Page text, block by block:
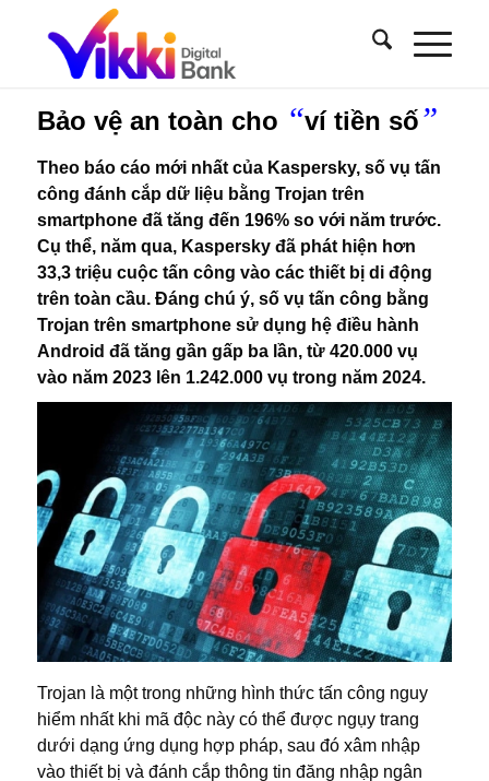
Bảo vệ an toàn cho “ví tiền số”
Theo báo cáo mới nhất của Kaspersky, số vụ tấn
công đánh cắp dữ liệu bằng Trojan trên
smartphone đã tăng đến 196% so với năm trước.
Cụ thể, năm qua, Kaspersky đã phát hiện hơn
33,3 triệu cuộc tấn công vào các thiết bị di động
trên toàn cầu. Đáng chú ý, số vụ tấn công bằng
Trojan trên smartphone sử dụng hệ điều hành
Android đã tăng gần gấp ba lần, từ 420.000 vụ
vào năm 2023 lên 1.242.000 vụ trong năm 2024.
Trojan là một trong những hình thức tấn công nguy
hiểm nhất khi mã độc này có thể được ngụy trang
dưới dạng ứng dụng hợp pháp, sau đó xâm nhập
vào thiết bị và đánh cắp thông tin đăng nhập ngân